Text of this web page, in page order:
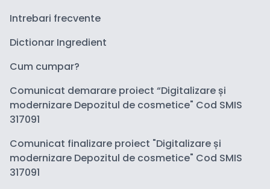
Intrebari frecvente
Dictionar Ingredient
Cum cumpar?
Comunicat demarare proiect “Digitalizare și
modernizare Depozitul de cosmetice" Cod SMIS
317091
Comunicat finalizare proiect "Digitalizare și
modernizare Depozitul de cosmetice" Cod SMIS
317091